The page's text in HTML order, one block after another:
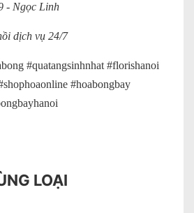
- Ngọc Linh
dịch vụ 24/7
#quatangsinhnhat #florishanoi
#hoabongbay
LOẠI